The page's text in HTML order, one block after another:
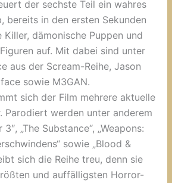
der sechste Teil ein wahres
bereits in den ersten Sekunden
dämonische Puppen und
auf. Mit dabei sind unter
aus der Scream-Reihe,Jason
sowie M3GAN.
sich der Film mehrere aktuelle
Parodiert werden unter anderem
3″, „The Substance“, „Weapons:
sowie „Blood &
sich die Reihe treu, denn sie
und auffälligsten Horror-